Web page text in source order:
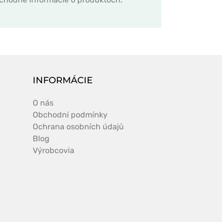
INFORMÁCIE
O nás
Obchodní podmínky
Ochrana osobních údajů
Blog
Výrobcovia